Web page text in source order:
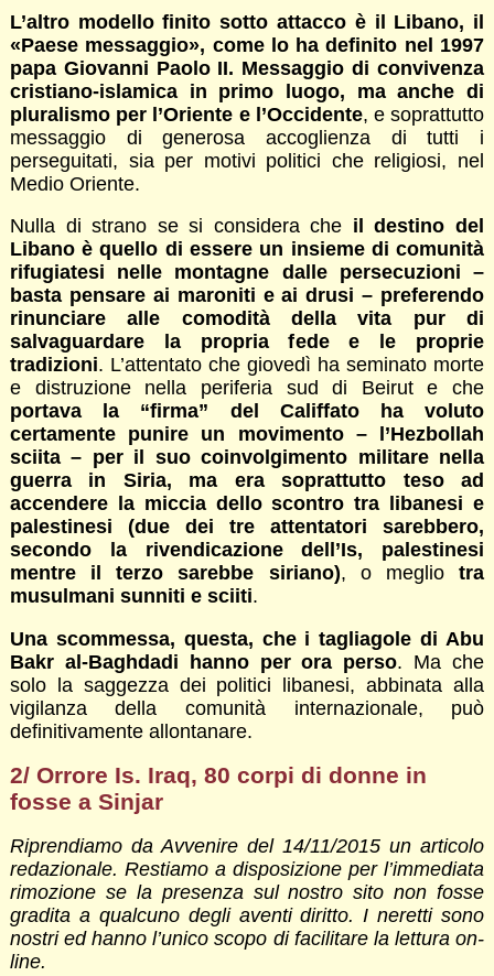
L’altro modello finito sotto attacco è il Libano, il
«Paese messaggio», come lo ha definito nel 1997
papa Giovanni Paolo II. Messaggio di convivenza
cristiano-islamica in primo luogo, ma anche di
pluralismo per l’Oriente e l’Occidente, e soprattutto
messaggio di generosa accoglienza di tutti i
perseguitati, sia per motivi politici che religiosi, nel
Medio Oriente.
Nulla di strano se si considera che il destino del
Libano è quello di essere un insieme di comunità
rifugiatesi nelle montagne dalle persecuzioni –
basta pensare ai maroniti e ai drusi – preferendo
rinunciare alle comodità della vita pur di
salvaguardare la propria fede e le proprie
tradizioni. L’attentato che giovedì ha seminato morte
e distruzione nella periferia sud di Beirut e che
portava la “firma” del Califfato ha voluto
certamente punire un movimento – l’Hezbollah
sciita – per il suo coinvolgimento militare nella
guerra in Siria, ma era soprattutto teso ad
accendere la miccia dello scontro tra libanesi e
palestinesi (due dei tre attentatori sarebbero,
secondo la rivendicazione dell’Is, palestinesi
mentre il terzo sarebbe siriano), o megliotra
musulmani sunniti e sciiti.
Una scommessa, questa, che i tagliagole di Abu
Bakr al-Baghdadi hanno per ora perso. Ma che
solo la saggezza dei politici libanesi, abbinata alla
vigilanza della comunità internazionale, può
definitivamente allontanare.
2/ Orrore Is. Iraq, 80 corpi di donne in
fosse a Sinjar
Riprendiamo da Avvenire del 14/11/2015 un articolo
redazionale. Restiamo a disposizione per l’immediata
rimozione se la presenza sul nostro sito non fosse
gradita a qualcuno degli aventi diritto. I neretti sono
nostri ed hanno l’unico scopo di facilitare la lettura on-
line.